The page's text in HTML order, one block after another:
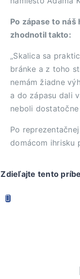
Po zápase to
zhodnotil takto:
„Skalica sa
bránke a z toho
nemám žiadne
a do zápasu dali
neboli dostatočne
Po
domácom ihrisku
Zdieľajte tento